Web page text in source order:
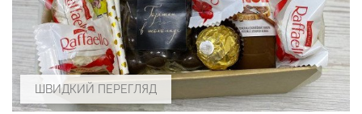
ШВИДКИЙ ПЕРЕГЛЯД